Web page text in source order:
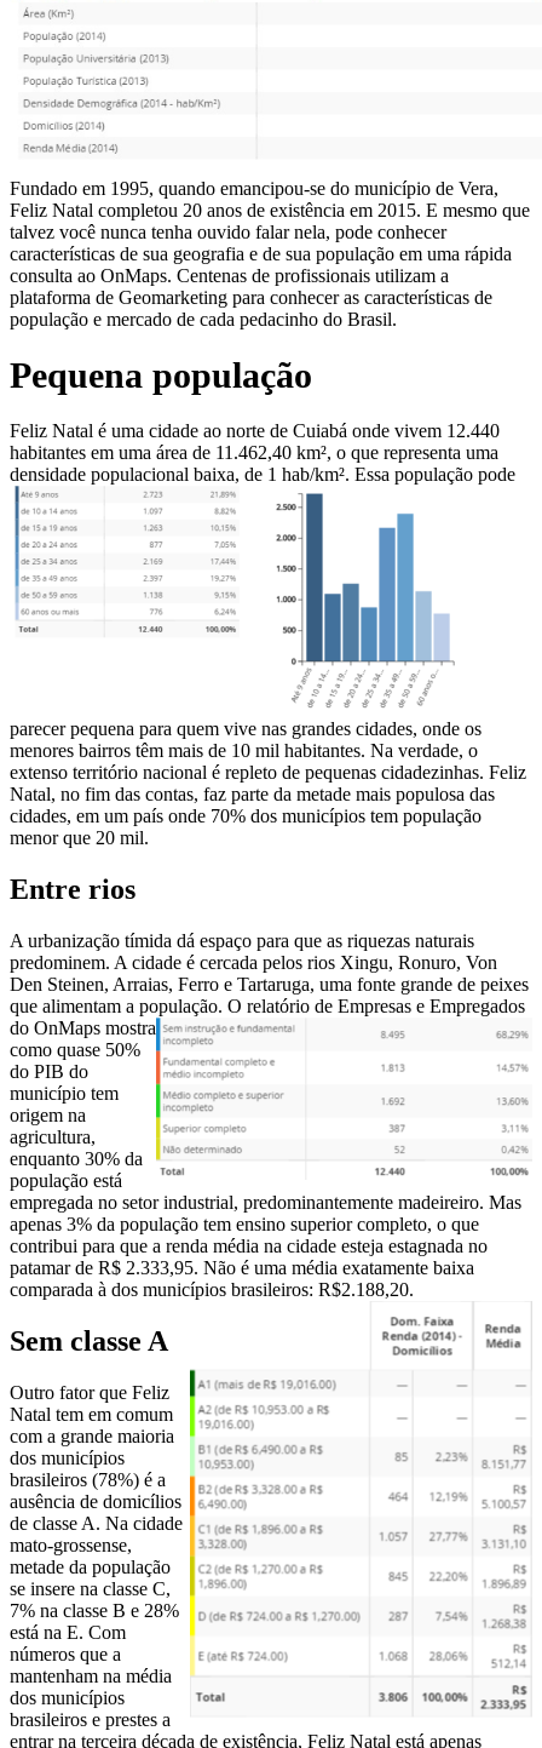
Fundado em 1995, quando emancipou-se do município de Vera,
Feliz Natal completou 20 anos de existência em 2015. E mesmo que
talvez você nunca tenha ouvido falar nela, pode conhecer
características de sua geografia e de sua população em uma rápida
consulta ao OnMaps. Centenas de profissionais utilizam a
plataforma de Geomarketing para conhecer as características de
população e mercado de cada pedacinho do Brasil.
Pequena população
Feliz Natal é uma cidade ao norte de Cuiabá onde vivem 12.440
habitantes em uma área de 11.462,40 km², o que representa uma
densidade populacional baixa, de 1 hab/km². Essa população pode
parecer pequena para quem vive nas grandes cidades, onde os
menores bairros têm mais de 10 mil habitantes. Na verdade, o
extenso território nacional é repleto de pequenas cidadezinhas. Feliz
Natal, no fim das contas, faz parte da metade mais populosa das
cidades, em um país onde 70% dos municípios tem população
menor que 20 mil.
Entre rios
A urbanização tímida dá espaço para que as riquezas naturais
predominem. A cidade é cercada pelos rios Xingu, Ronuro, Von
Den Steinen, Arraias, Ferro e Tartaruga, uma fonte grande de peixes
que alimentam a população. O relatório de Empresas e Empregados
do OnMaps mostra
como quase 50%
do PIB do
município tem
origem na
agricultura,
enquanto 30% da
população está
empregada no setor industrial, predominantemente madeireiro. Mas
apenas 3% da população tem ensino superior completo, o que
contribui para que a renda média na cidade esteja estagnada no
patamar de R$ 2.333,95. Não é uma média exatamente baixa
comparada à dos municípios brasileiros: R$2.188,20.
Sem classe A
Outro fator que Feliz
Natal tem em comum
com a grande maioria
dos municípios
brasileiros (78%) é a
ausência de domicílios
de classe A. Na cidade
mato-grossense,
metade da população
se insere na classe C,
7% na classe B e 28%
está na E. Com
números que a
mantenham na média
dos municípios
brasileiros e prestes a
entrar na terceira década de existência, Feliz Natal está apenas